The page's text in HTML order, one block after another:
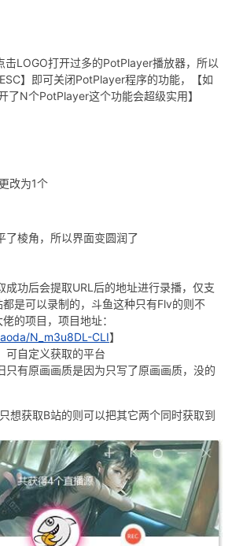
击LOGO打开过多的PotPlayer播放器，所以
】即可关闭PotPlayer程序的功能，【如
了N个PotPlayer这个功能会超级实用】
改为1个
了棱角，所以界面变圆润了
成功后会提取URL后的地址进行录播，仅支
是可以录制的，斗鱼这种只有Flv的则不
的项目，项目地址：
N_m3u8DL-CLI】
可自定义获取的平台
只有原画画质是因为只写了原画画质，没的
想获取B站的则可以把其它两个同时获取到